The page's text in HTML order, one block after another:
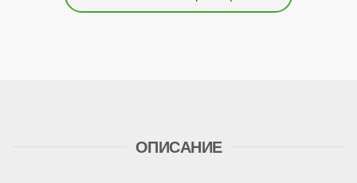
принудительное
ОПИСАНИЕ